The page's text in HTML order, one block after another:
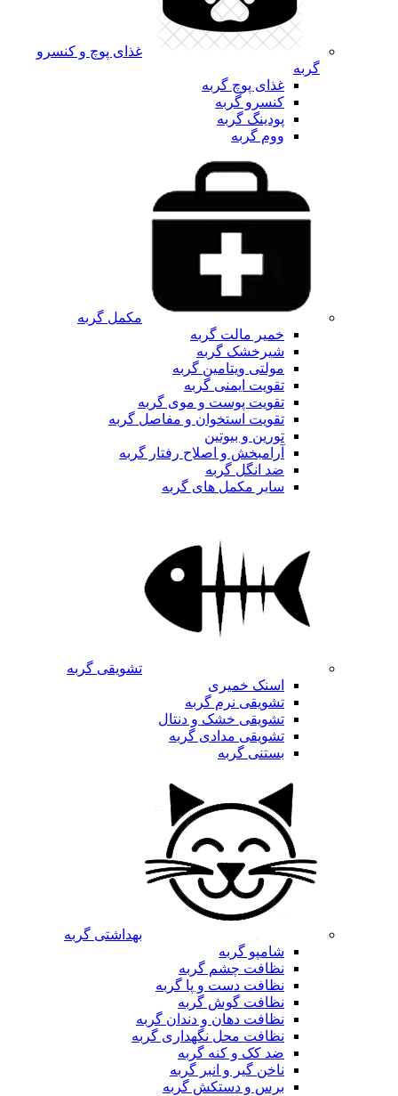
غذای پوچ و کنسرو
گربه
غذای پوچ گربه
کنسرو گربه
پودینگ گربه
ووم گربه
مکمل گربه
خمیر مالت گربه
شیرخشک گربه
مولتی ویتامین گربه
تقویت ایمنی گربه
تقویت پوست و موی گربه
تقویت استخوان و مفاصل گربه
تورین و بیوتین
آرامبخش و اصلاح رفتار گربه
ضد انگل گربه
سایر مکمل های گربه
تشویقی گربه
اسنک خمیری
تشویقی نرم گربه
تشویقی خشک و دنتال
تشویقی مدادی گربه
بستنی گربه
بهداشتی گربه
شامپو گربه
نظافت چشم گربه
نظافت دست و پا گربه
نظافت گوش گربه
نظافت دهان و دندان گربه
نظافت محل نگهداری گربه
ضد کک و کنه گربه
ناخن گیر و انبر گربه
برس و دستکش گربه